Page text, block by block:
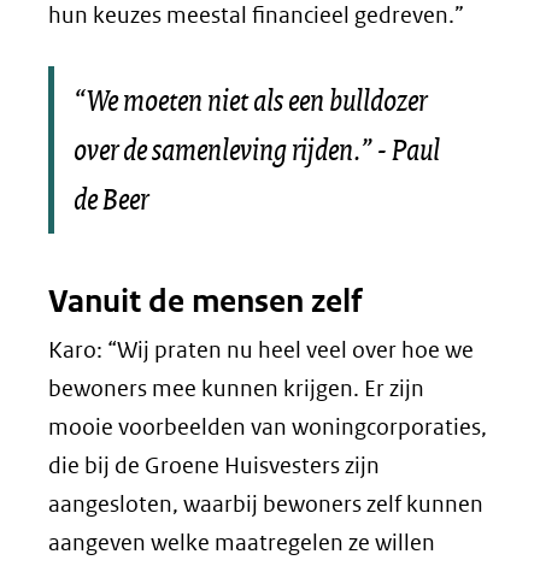
hun keuzes meestal financieel gedreven.”
“We moeten niet als een bulldozer
over de samenleving rijden.” - Paul
de Beer
Vanuit de mensen zelf
Karo: “Wij praten nu heel veel over hoe we
bewoners mee kunnen krijgen. Er zijn
mooie voorbeelden van woningcorporaties,
die bij de Groene Huisvesters zijn
aangesloten, waarbij bewoners zelf kunnen
aangeven welke maatregelen ze willen